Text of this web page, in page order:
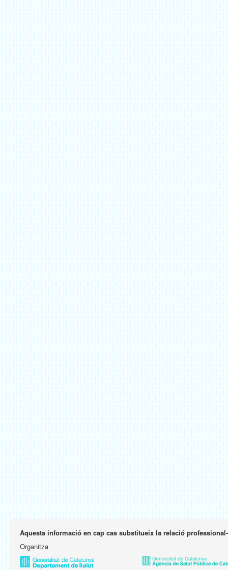
Aquesta informació en cap cas substitueix la relació
Organitza